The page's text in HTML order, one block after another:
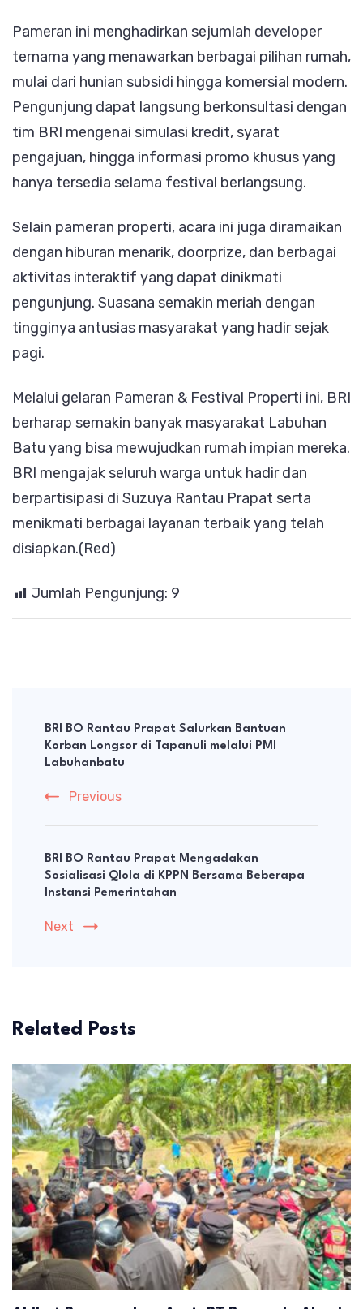
Pameran ini menghadirkan sejumlah developer
ternama yang menawarkan berbagai pilihan rumah,
mulai dari hunian subsidi hingga komersial modern.
Pengunjung dapat langsung berkonsultasi dengan
tim BRI mengenai simulasi kredit, syarat
pengajuan, hingga informasi promo khusus yang
hanya tersedia selama festival berlangsung.
Selain pameran properti, acara ini juga diramaikan
dengan hiburan menarik, doorprize, dan berbagai
aktivitas interaktif yang dapat dinikmati
pengunjung. Suasana semakin meriah dengan
tingginya antusias masyarakat yang hadir sejak
pagi.
Melalui gelaran Pameran & Festival Properti ini, BRI
berharap semakin banyak masyarakat Labuhan
Batu yang bisa mewujudkan rumah impian mereka.
BRI mengajak seluruh warga untuk hadir dan
berpartisipasi di Suzuya Rantau Prapat serta
menikmati berbagai layanan terbaik yang telah
disiapkan.(Red)
Jumlah Pengunjung: 9
Navigation
BRI BO Rantau Prapat Salurkan Bantuan
Korban Longsor di Tapanuli melalui PMI
Labuhanbatu
Previous
BRI BO Rantau Prapat Mengadakan
Sosialisasi Qlola di KPPN Bersama Beberapa
Instansi Pemerintahan
Next
Related Posts